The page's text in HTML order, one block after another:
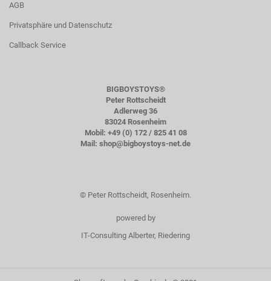
AGB
Privatsphäre und Datenschutz
Callback Service
BIGBOYSTOYS®
Peter Rottscheidt
Adlerweg 36
83024 Rosenheim
Mobil: +49 (0) 172 / 825 41 08
Mail: shop@bigboystoys-net.de
© Peter Rottscheidt, Rosenheim.
powered by
IT-Consulting Alberter, Riedering